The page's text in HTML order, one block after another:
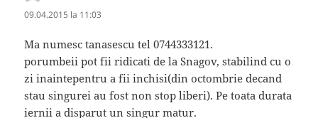
09.04.2015 la 11:03
Ma numesc tanasescu tel 0744333121.
porumbeii pot fii ridicati de la Snagov, stabilind cu o
zi inaintepentru a fii inchisi(din octombrie decand
stau singurei au fost non stop liberi). Pe toata durata
iernii a disparut un singur matur.